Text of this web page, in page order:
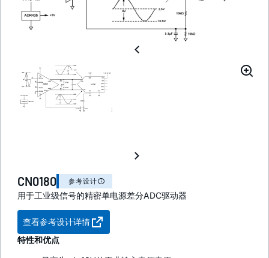
CN0180 参考设计
用于工业级信号的精密单电源差分ADC驱动器
查看参考设计详情
特性和优点